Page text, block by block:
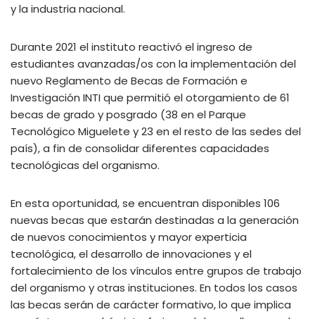
y la industria nacional.
Durante 2021 el instituto reactivó el ingreso de
estudiantes avanzadas/os con la implementación del
nuevo Reglamento de Becas de Formación e
Investigación INTI que permitió el otorgamiento de 61
becas de grado y posgrado (38 en el Parque
Tecnológico Miguelete y 23 en el resto de las sedes del
país), a fin de consolidar diferentes capacidades
tecnológicas del organismo.
En esta oportunidad, se encuentran disponibles 106
nuevas becas que estarán destinadas a la generación
de nuevos conocimientos y mayor experticia
tecnológica, el desarrollo de innovaciones y el
fortalecimiento de los vínculos entre grupos de trabajo
del organismo y otras instituciones. En todos los casos
las becas serán de carácter formativo, lo que implica